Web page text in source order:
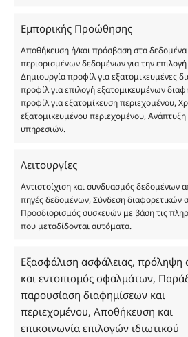
Εμπορικής Προώθησης
Αποθήκευση ή/και πρόσβαση στα
περιορισμένων δεδομένων για την
Δημιουργία προφίλ για εξατομικευμένες
προφίλ για επιλογή εξατομικευμένων
προφίλ για εξατομίκευση περιεχομένου,
εξατομικευμένου περιεχομένου, Ανάπτυξη
υπηρεσιών.
Λειτουργίες
Αντιστοίχιση και συνδυασμός δεδομένων
πηγές δεδομένων, Σύνδεση διαφορετικών
Προσδιορισμός συσκευών με βάση τις
που μεταδίδονται αυτόματα.
Εξασφάλιση ασφάλειας, πρόληψη
και εντοπισμός σφαλμάτων,
παρουσίαση διαφημίσεων και
περιεχομένου, Αποθήκευση και
επικοινωνία επιλογών ιδιωτικού
Body mousse Shiny Sand με
ενεργο οξυγονο με αρωμα Bronze
goddess Ισχυρη
ενυδατωση,συγκρατωντας την
υγρασια στο δερμα 200ml